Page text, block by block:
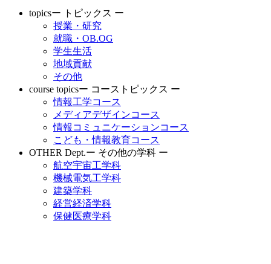
topicsー トピックス ー
授業・研究
就職・OB.OG
学生生活
地域貢献
その他
course topicsー コーストピックス ー
情報工学コース
メディアデザインコース
情報コミュニケーションコース
こども・情報教育コース
OTHER Dept.ー その他の学科 ー
航空宇宙工学科
機械電気工学科
建築学科
経営経済学科
保健医療学科